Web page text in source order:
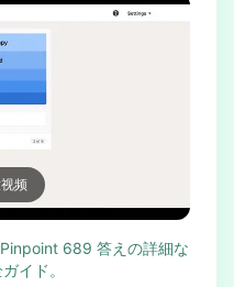
频
689 答えの詳細な
イド。